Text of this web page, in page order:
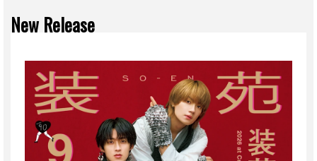
New Release